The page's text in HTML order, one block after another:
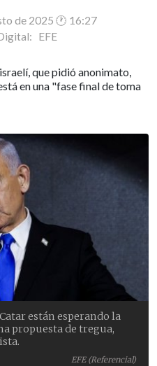
de 2025 🕐 16:27
EFE
que pidió anonimato,
en una "fase final de toma
EFE (Referencial)
están esperando la
propuesta de tregua,